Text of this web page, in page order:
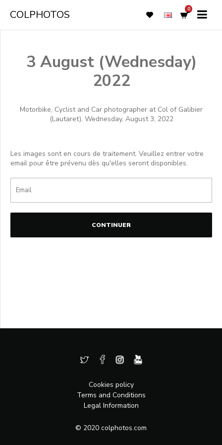
COLPHOTOS 0
3 August (Wednesday)
2022
Motorbike, Cyclist and Car photographer at Col of Galibier
(Lautaret). Wednesday, August 3, 2022
Les images sont en cours de traitement. Veuillez entrer votre
email pour être prévenu dès qu'elles seront disponibles.
CONTINUER
Cookies policy
Terms and Conditions
Legal Information
© 2020 colphotos.com